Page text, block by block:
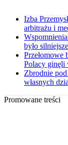
Izba
arbitrażu i
było
Przełomowe
Polacy ginęli
Zbrodnie
własnych
Promowane treści